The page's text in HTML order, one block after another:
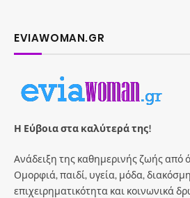
EVIAWOMAN.GR
Η Εύβοια στα καλύτερά της!
Ανάδειξη της καθημερινής ζωής από
Ομορφιά, παιδί, υγεία, μόδα,
επιχειρηματικότητα και κοινωνικά